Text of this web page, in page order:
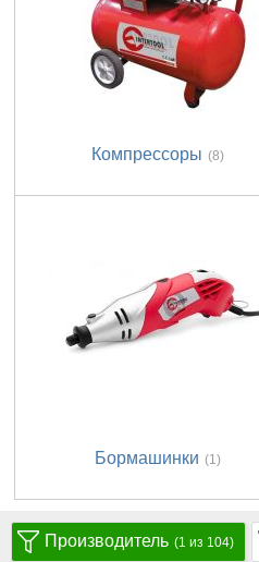
Компрессоры (8)
Бормашинки (1)
Производитель (1 из 104)